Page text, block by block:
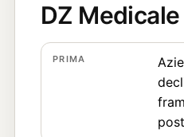
DZ
PRIMA